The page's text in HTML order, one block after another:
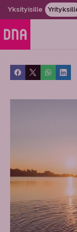
Yksityisille